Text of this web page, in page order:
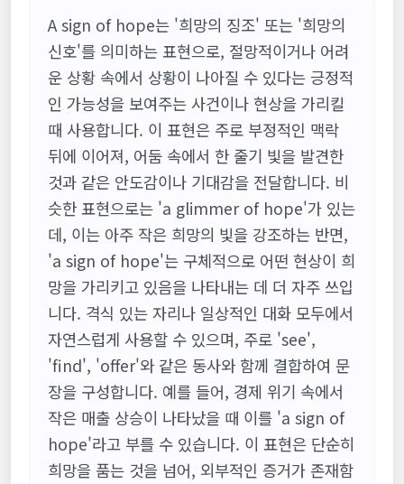
A sign of hope는 '희망의 징조' 또는 '희망의
신호'를 의미하는 표현으로, 절망적이거나 어려
운 상황 속에서 상황이 나아질 수 있다는 긍정적
인 가능성을 보여주는 사건이나 현상을 가리킬
때 사용합니다. 이 표현은 주로 부정적인 맥락
뒤에 이어져, 어둠 속에서 한 줄기 빛을 발견한
것과 같은 안도감이나 기대감을 전달합니다. 비
슷한 표현으로는 'a glimmer of hope'가 있는
데, 이는 아주 작은 희망의 빛을 강조하는 반면,
'a sign of hope'는 구체적으로 어떤 현상이 희
망을 가리키고 있음을 나타내는 데 더 자주 쓰입
니다. 격식 있는 자리나 일상적인 대화 모두에서
자연스럽게 사용할 수 있으며, 주로 'see',
'find', 'offer'와 같은 동사와 함께 결합하여 문
장을 구성합니다. 예를 들어, 경제 위기 속에서
작은 매출 상승이 나타났을 때 이를 'a sign of
hope'라고 부를 수 있습니다. 이 표현은 단순히
희망을 품는 것을 넘어, 외부적인 증거가 존재함